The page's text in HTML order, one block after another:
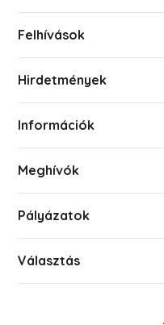
Felhívások
Hirdetmények
Információk
Meghívók
Pályázatok
Választás